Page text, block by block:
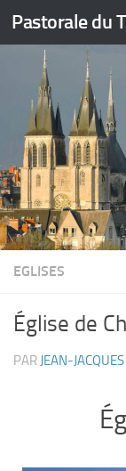
Skip to content
EGLISES
Église de
PAR JEAN-